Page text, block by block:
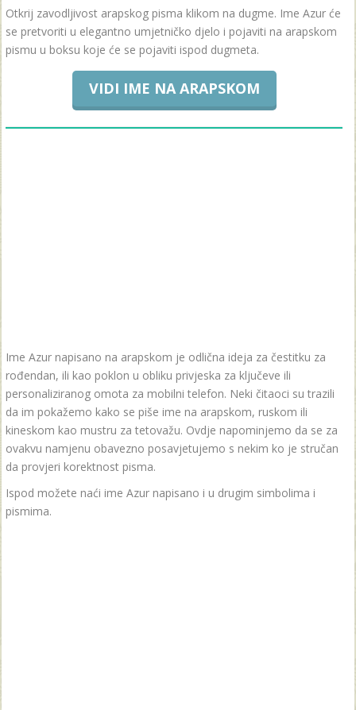
Otkrij zavodljivost arapskog pisma klikom na dugme. Ime Azur će
se pretvoriti u elegantno umjetničko djelo i pojaviti na arapskom
pismu u boksu koje će se pojaviti ispod dugmeta.
VIDI IME NA ARAPSKOM
Ime Azur napisano na arapskom je odlična ideja za čestitku za
rođendan, ili kao poklon u obliku privjeska za ključeve ili
personaliziranog omota za mobilni telefon. Neki čitaoci su trazili
da im pokažemo kako se piše ime na arapskom, ruskom ili
kineskom kao mustru za tetovažu. Ovdje napominjemo da se za
ovakvu namjenu obavezno posavjetujemo s nekim ko je stručan
da provjeri korektnost pisma.
Ispod možete naći ime Azur napisano i u drugim simbolima i
pismima.